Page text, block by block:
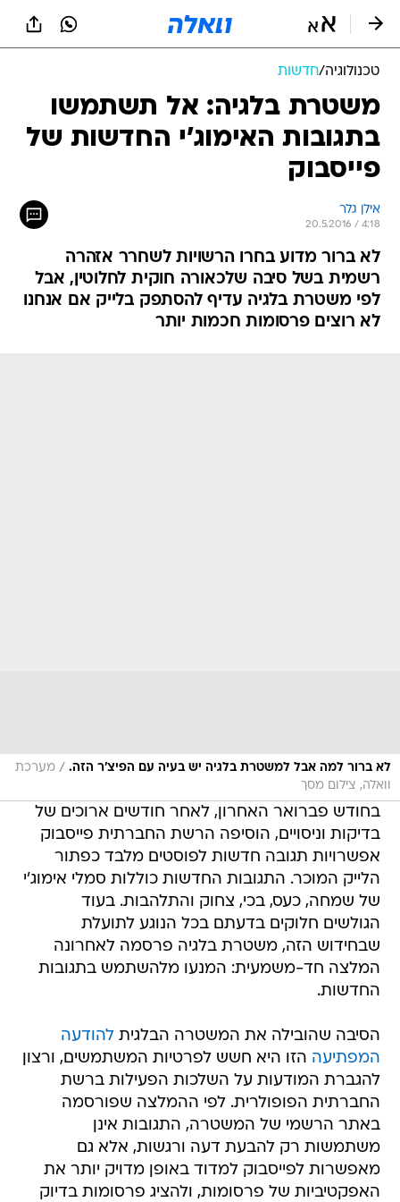
טכנולוגיה/חדשות
משטרת בלגיה: אל תשתמשו
בתגובות האימוג'י החדשות של
פייסבוק
אילן גלר
20.5.2016 / 4:18
לא ברור מדוע בחרו הרשויות לשחרר אזהרה
רשמית בשל סיבה שלכאורה חוקית לחלוטין, אבל
לפי משטרת בלגיה עדיף להסתפק בלייק אם אנחנו
לא רוצים פרסומות חכמות יותר
לא ברור למה אבל למשטרת בלגיה יש בעיה עם הפיצ'ר הזה. / מערכת
וואלה, צילום מסך
בחודש פברואר האחרון, לאחר חודשים ארוכים של
בדיקות וניסויים, הוסיפה הרשת החברתית פייסבוק
אפשרויות תגובה חדשות לפוסטים מלבד כפתור
הלייק המוכר. התגובות החדשות כוללות סמלי אימוג'י
של שמחה, כעס, בכי, צחוק והתלהבות. בעוד
הגולשים חלוקים בדעתם בכל הנוגע לתועלת
שבחידוש הזה, משטרת בלגיה פרסמה לאחרונה
המלצה חד-משמעית: המנעו מלהשתמש בתגובות
החדשות.
הסיבה שהובילה את המשטרה הבלגיתלהודעה
המפתיעה הזו היא חשש לפרטיות המשתמשים, ורצון
להגברת המודעות על השלכות הפעילות ברשת
החברתית הפופולרית. לפי ההמלצה שפורסמה
באתר הרשמי של המשטרה, התגובות אינן
משתמשות רק להבעת דעה ורגשות, אלא גם
מאפשרות לפייסבוק למדוד באופן מדויק יותר את
האפקטיביות של פרסומות, ולהציג פרסומות בדיוק